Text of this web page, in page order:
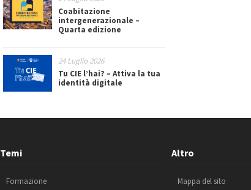
Coabitazione
intergenerazionale –
Quarta edizione
24 Luglio 2026
Tu CIE l’hai? – Attiva la tua
identità digitale
Temi
Formazione
Altro
Mappa del sito